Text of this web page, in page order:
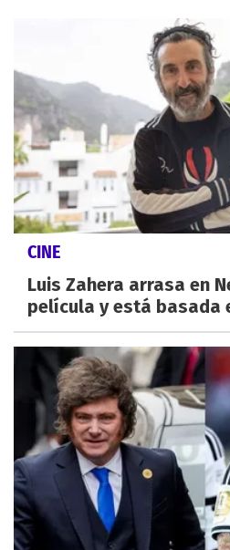
CINE
Luis Zahera arrasa en
película y está basada